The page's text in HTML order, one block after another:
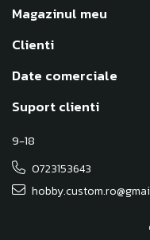
Magazinul meu
Clienti
Date comerciale
Suport clienti
9-18
0723153643